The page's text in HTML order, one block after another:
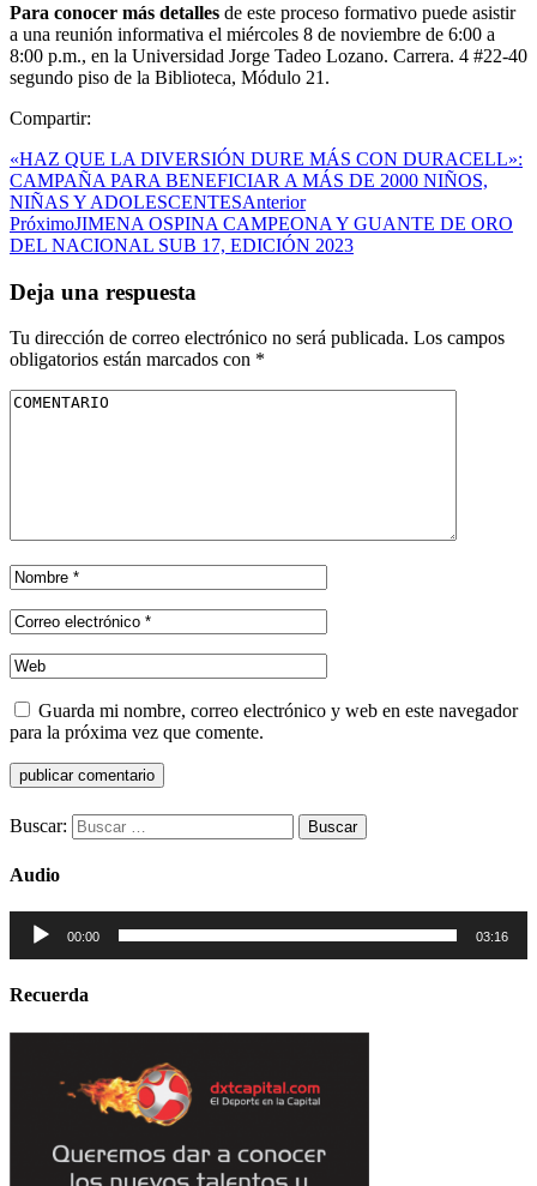
Para conocer más detalles de este proceso formativo puede asistir
a una reunión informativa el miércoles 8 de noviembre de 6:00 a
8:00 p.m., en la Universidad Jorge Tadeo Lozano. Carrera. 4 #22-40
segundo piso de la Biblioteca, Módulo 21.
Compartir:
«HAZ QUE LA DIVERSIÓN DURE MÁS CON DURACELL»:
CAMPAÑA PARA BENEFICIAR A MÁS DE 2000 NIÑOS,
NIÑAS Y ADOLESCENTESAnterior
PróximoJIMENA OSPINA CAMPEONA Y GUANTE DE ORO
DEL NACIONAL SUB 17, EDICIÓN 2023
Deja una respuesta
Tu dirección de correo electrónico no será publicada. Los campos
obligatorios están marcados con *
Guarda mi nombre, correo electrónico y web en este navegador
para la próxima vez que comente.
Buscar:
Audio
Reproductor
audio
00:00 03:16
Recuerda